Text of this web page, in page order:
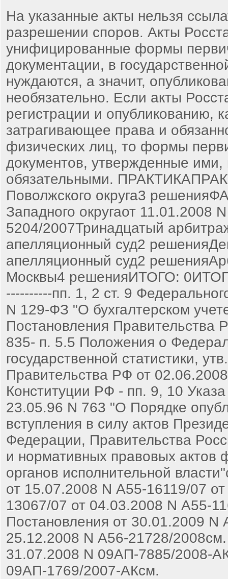
На указанные акты нельзя
разрешении споров. Акты
унифицированные формы
документации, в
нуждаются, а значит,
необязательно. Если акты
регистрации и опубликованию,
затрагивающее права и
физических лиц, то формы
документов, утвержденные ими,
обязательными.
Поволжского округа3
Западного округаот 11.01.2008
5204/2007Тринадцатый
апелляционный суд2
апелляционный суд2
Москвы4 решенияИТОГО:
----------пп. 1, 2 ст. 9
N 129-ФЗ "О бухгалтерском
Постановления Правительства
835- п. 5.5 Положения о
государственной статистики,
Правительства РФ от
Конституции РФ - пп. 9, 10
23.05.96 N 763 "О Порядке
вступления в силу актов
Федерации, Правительства
и нормативных правовых актов
органов исполнительной
от 15.07.2008 N А55-16119/07
13067/07 от 04.03.2008 N А55-
Постановления от 30.01.2009 N
25.12.2008 N А56-21728/
31.07.2008 N 09АП-7885/2008-
09АП-1769/2007-АКсм.